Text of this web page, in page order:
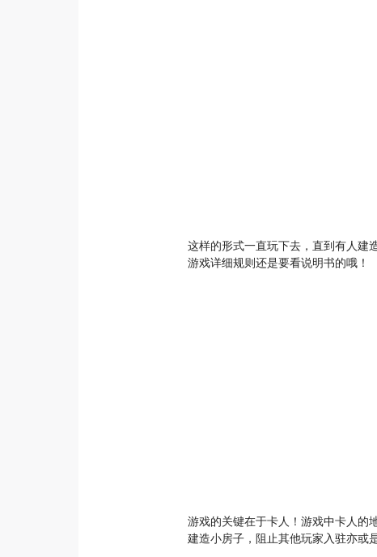
这样的形式一直玩下去，直到有人建
游戏详细规则还是要看说明书的哦！
游戏的关键在于卡人！游戏中卡人的
建造小房子，阻止其他玩家入驻亦或